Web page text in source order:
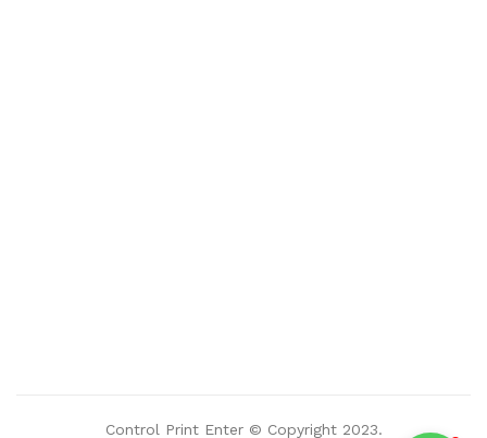
Control Print Enter © Copyright 2023.